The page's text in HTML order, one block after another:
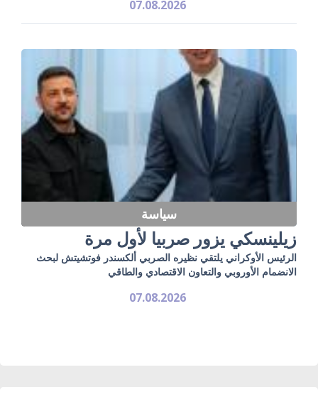
07.08.2026
سياسة
زيلينسكي يزور صربيا لأول مرة
الرئيس الأوكراني يلتقي نظيره الصربي ألكسندر فوتشيتش لبحث
الانضمام الأوروبي والتعاون الاقتصادي والطاقي
07.08.2026